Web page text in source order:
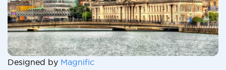
Designed by Magnific